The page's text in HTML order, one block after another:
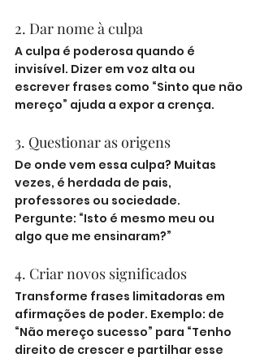
2. Dar nome à culpa
A culpa é poderosa quando é
invisível. Dizer em voz alta ou
escrever frases como “Sinto que não
mereço” ajuda a expor a crença.
3. Questionar as origens
De onde vem essa culpa? Muitas
vezes, é herdada de pais,
professores ou sociedade.
Pergunte: “Isto é mesmo meu ou
algo que me ensinaram?”
4. Criar novos significados
Transforme frases limitadoras em
afirmações de poder. Exemplo: de
“Não mereço sucesso” para “Tenho
direito de crescer e partilhar esse